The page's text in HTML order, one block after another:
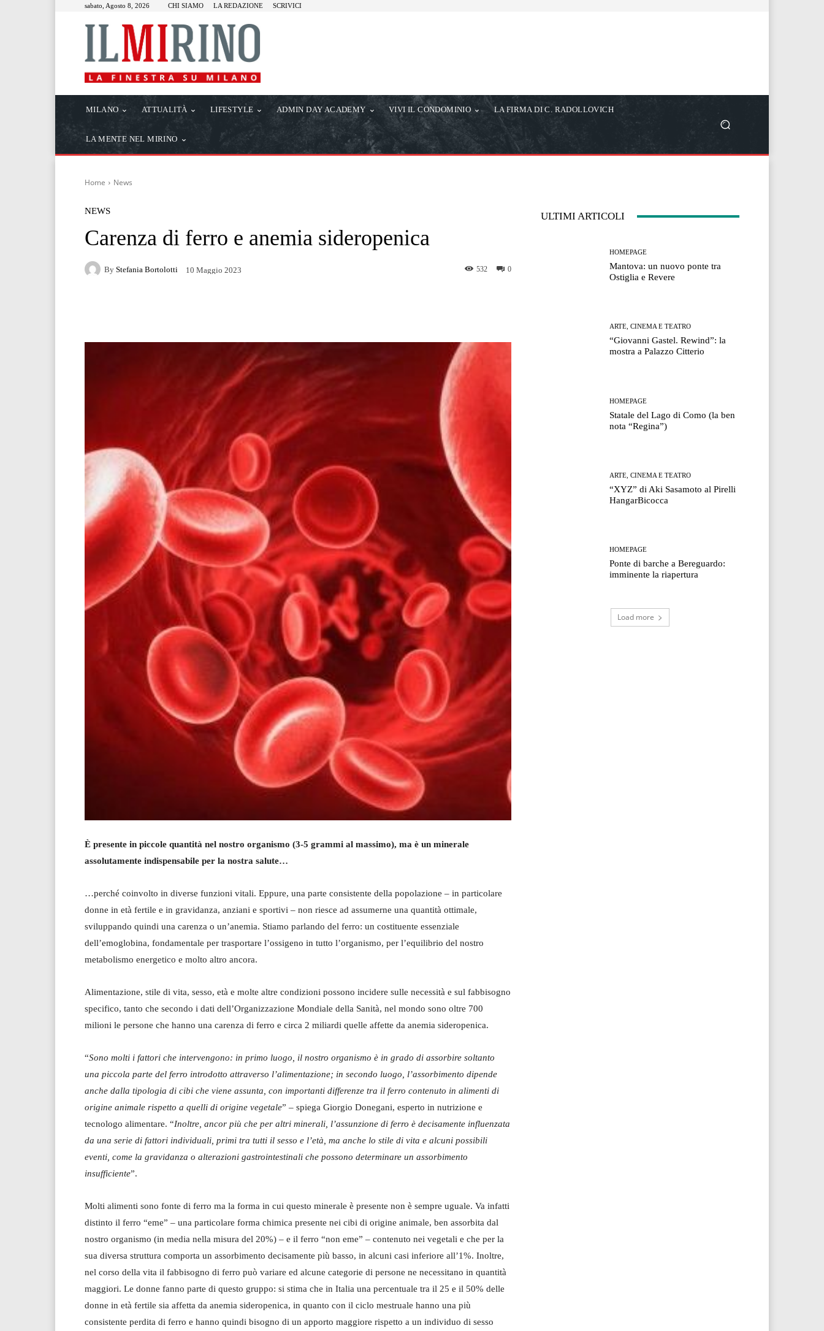
sabato, Agosto 8, 2026 CHI SIAMO LA REDAZIONE SCRIVICI
MILANO ATTUALITÀ LIFESTYLE ADMIN DAY ACADEMY VIVI IL CONDOMINIO LA FIRMA DI C. RADOLLOVICH
LA MENTE NEL MIRINO
Home News
NEWS
Carenza di ferro e anemia sideropenica
By Stefania Bortolotti 10 Maggio 2023 0
532
È presente in piccole quantità nel nostro organismo (3-5 grammi al massimo), ma è un minerale
assolutamente indispensabile per la nostra salute…
…perché coinvolto in diverse funzioni vitali. Eppure, una parte consistente della popolazione – in particolare
donne in età fertile e in gravidanza, anziani e sportivi – non riesce ad assumerne una quantità ottimale,
sviluppando quindi una carenza o un’anemia. Stiamo parlando del ferro: un costituente essenziale
dell’emoglobina, fondamentale per trasportare l’ossigeno in tutto l’organismo, per l’equilibrio del nostro
metabolismo energetico e molto altro ancora.
Alimentazione, stile di vita, sesso, età e molte altre condizioni possono incidere sulle necessità e sul fabbisogno
specifico, tanto che secondo i dati dell’Organizzazione Mondiale della Sanità, nel mondo sono oltre 700
milioni le persone che hanno una carenza di ferro e circa 2 miliardi quelle affette da anemia sideropenica.
“Sono molti i fattori che intervengono: in primo luogo, il nostro organismo è in grado di assorbire soltanto
una piccola parte del ferro introdotto attraverso l’alimentazione; in secondo luogo, l’assorbimento dipende
anche dalla tipologia di cibi che viene assunta, con importanti differenze tra il ferro contenuto in alimenti di
origine animale rispetto a quelli di origine vegetale” – spiega Giorgio Donegani, esperto in nutrizione e
tecnologo alimentare. “Inoltre, ancor più che per altri minerali, l’assunzione di ferro è decisamente influenzata
da una serie di fattori individuali, primi tra tutti il sesso e l’età, ma anche lo stile di vita e alcuni possibili
eventi, come la gravidanza o alterazioni gastrointestinali che possono determinare un assorbimento
insufficiente”.
Molti alimenti sono fonte di ferro ma la forma in cui questo minerale è presente non è sempre uguale. Va infatti
distinto il ferro “eme” – una particolare forma chimica presente nei cibi di origine animale, ben assorbita dal
nostro organismo (in media nella misura del 20%) – e il ferro “non eme” – contenuto nei vegetali e che per la
sua diversa struttura comporta un assorbimento decisamente più basso, in alcuni casi inferiore all’1%. Inoltre,
nel corso della vita il fabbisogno di ferro può variare ed alcune categorie di persone ne necessitano in quantità
maggiori. Le donne fanno parte di questo gruppo: si stima che in Italia una percentuale tra il 25 e il 50% delle
donne in età fertile sia affetta da anemia sideropenica, in quanto con il ciclo mestruale hanno una più
consistente perdita di ferro e hanno quindi bisogno di un apporto maggiore rispetto a un individuo di sesso
ULTIMI ARTICOLI
HOMEPAGE
Mantova: un nuovo ponte tra
Ostiglia e Revere
ARTE, CINEMA E TEATRO
“Giovanni Gastel. Rewind”: la
mostra a Palazzo Citterio
HOMEPAGE
Statale del Lago di Como (la ben
nota “Regina”)
ARTE, CINEMA E TEATRO
“XYZ” di Aki Sasamoto al Pirelli
HangarBicocca
HOMEPAGE
Ponte di barche a Bereguardo:
imminente la riapertura
Load more